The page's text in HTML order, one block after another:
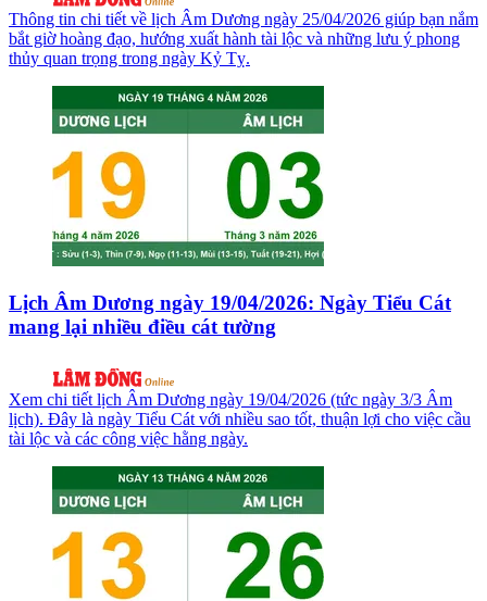
Thông tin chi tiết về lịch Âm Dương ngày 25/04/2026 giúp bạn nắm
bắt giờ hoàng đạo, hướng xuất hành tài lộc và những lưu ý phong
thủy quan trọng trong ngày Kỷ Tỵ.
Lịch Âm Dương ngày 19/04/2026: Ngày Tiểu Cát
mang lại nhiều điều cát tường
Xem chi tiết lịch Âm Dương ngày 19/04/2026 (tức ngày 3/3 Âm
lịch). Đây là ngày Tiểu Cát với nhiều sao tốt, thuận lợi cho việc cầu
tài lộc và các công việc hằng ngày.